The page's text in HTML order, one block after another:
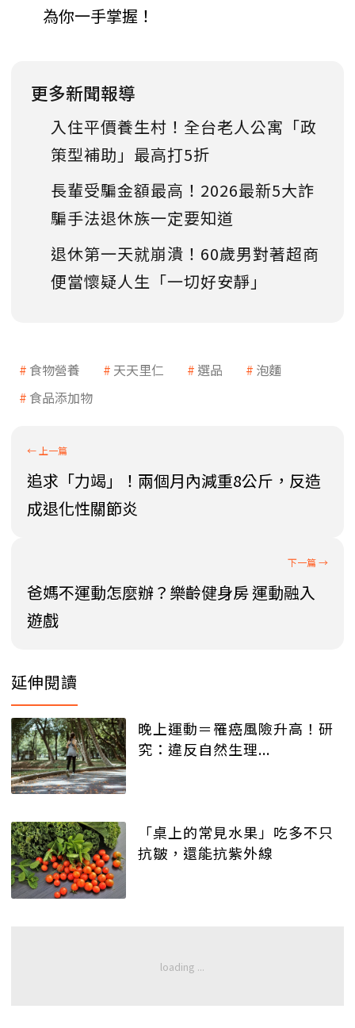
為你一手掌握！
更多新聞報導
入住平價養生村！全台老人公寓「政
策型補助」最高打5折
長輩受騙金額最高！2026最新5大詐
騙手法退休族一定要知道
退休第一天就崩潰！60歲男對著超商
便當懷疑人生「一切好安靜」
食物營養 天天里仁 選品
泡麵
食品添加物
追求「力竭」！兩個月內減重8公斤，反造
成退化性關節炎
爸媽不運動怎麼辦？樂齡健身房 運動融入
遊戲
延伸閱讀
晚上運動＝罹癌風險升高！研
究：違反自然生理...
「桌上的常見水果」吃多不只
抗皺，還能抗紫外線